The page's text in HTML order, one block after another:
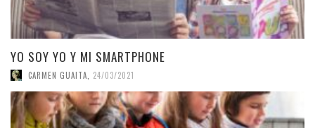
YO SOY YO Y MI SMARTPHONE
CARMEN GUAITA 24/03/2021